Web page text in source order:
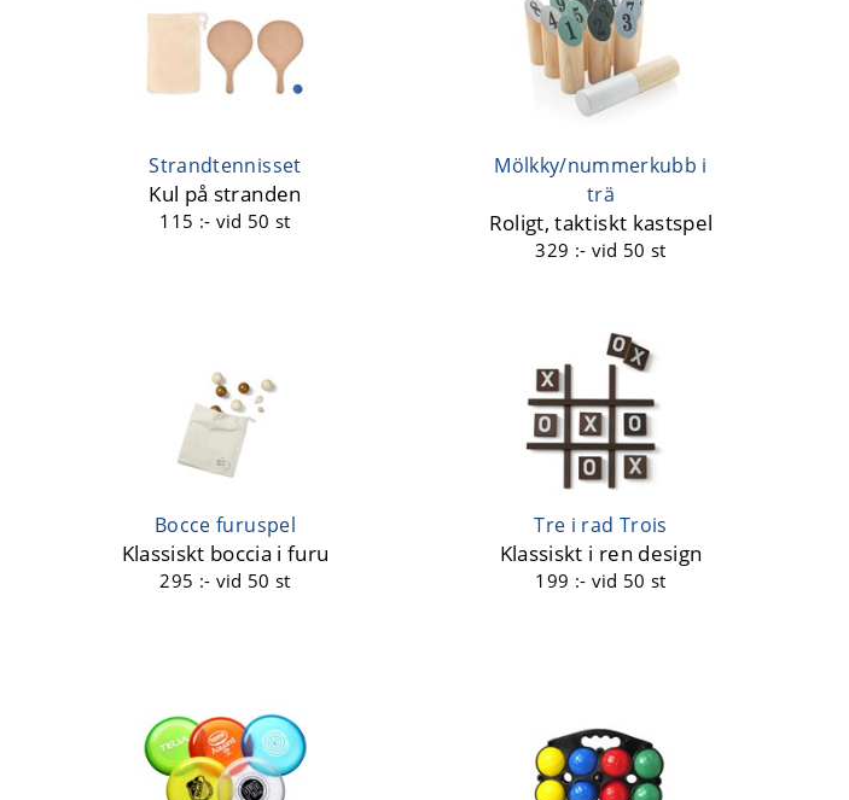
Strandtennisset
Kul på stranden
115 :- vid 50 st
Mölkky/nummerkubb i
trä
Roligt, taktiskt kastspel
329 :- vid 50 st
Bocce furuspel
Klassiskt boccia i furu
295 :- vid 50 st
Tre i rad Trois
Klassiskt i ren design
199 :- vid 50 st